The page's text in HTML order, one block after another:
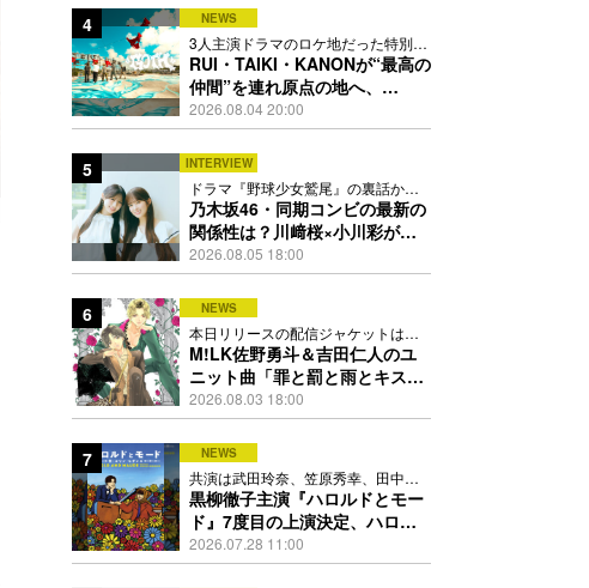
4 NEWS
3人主演ドラマのロケ地だった特別な
場所で撮影を敢行
RUI・TAIKI・KANONが“最高の
仲間”を連れ原点の地へ、
STARGLOW「GOTH」ダンス
映像公開
2026.08.04 20:00
5 INTERVIEW
ドラマ『野球少女鷲尾』の裏話から
隠れた素顔にたっぷり迫る
乃木坂46・同期コンビの最新の
関係性は？川﨑桜×小川彩が明
かす互いの推しポイント
2026.08.05 18:00
6 NEWS
本日リリースの配信ジャケットは
PEACH-PITが描き下ろし
M!LK佐野勇斗＆吉田仁人のユ
ニット曲「罪と罰と雨とキス」
MV公開、2人が霧雨と共に舞い
踊る
2026.08.03 18:00
7 NEWS
共演は武田玲奈、笠原秀幸、田中要
次、井川遥
黒柳徹子主演『ハロルドとモー
ド』7度目の上演決定、ハロル
ド役はKEY TO LIT岩﨑大昇
2026.07.28 11:00